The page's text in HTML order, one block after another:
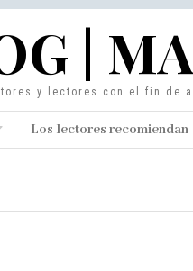
|
y lectores con el fin de
Los lectores recomiendan